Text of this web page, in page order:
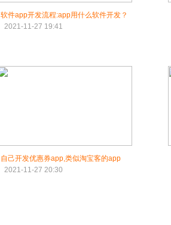
软件app开发流程:app用什么软件开发？
2021-11-27 19:41
自己开发优惠券app,类似淘宝客的app
2021-11-27 20:30